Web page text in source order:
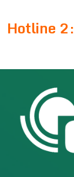
Hotline 2: